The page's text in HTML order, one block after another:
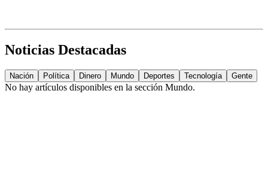
Noticias Destacadas
Nación Política Dinero Mundo Deportes Tecnología Gente
No hay artículos disponibles en la sección Mundo.